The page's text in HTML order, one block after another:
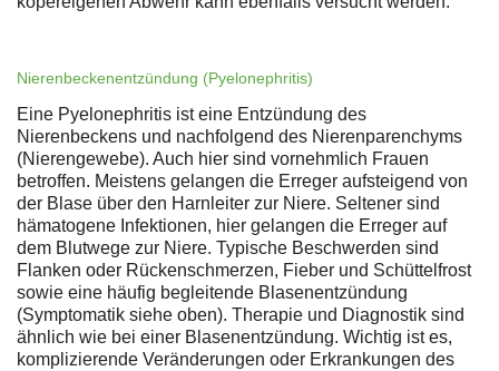
Nierenbeckenentzündung (Pyelonephritis)
Eine Pyelonephritis ist eine Entzündung des
Nierenbeckens und nachfolgend des Nierenparenchyms
(Nierengewebe). Auch hier sind vornehmlich Frauen
betroffen. Meistens gelangen die Erreger aufsteigend von
der Blase über den Harnleiter zur Niere. Seltener sind
hämatogene Infektionen, hier gelangen die Erreger auf
dem Blutwege zur Niere. Typische Beschwerden sind
Flanken oder Rückenschmerzen, Fieber und Schüttelfrost
sowie eine häufig begleitende Blasenentzündung
(Symptomatik siehe oben). Therapie und Diagnostik sind
ähnlich wie bei einer Blasenentzündung. Wichtig ist es,
komplizierende Veränderungen oder Erkrankungen des